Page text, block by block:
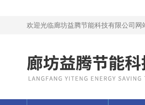
欢迎光临廊坊益腾节能科技有限公司网